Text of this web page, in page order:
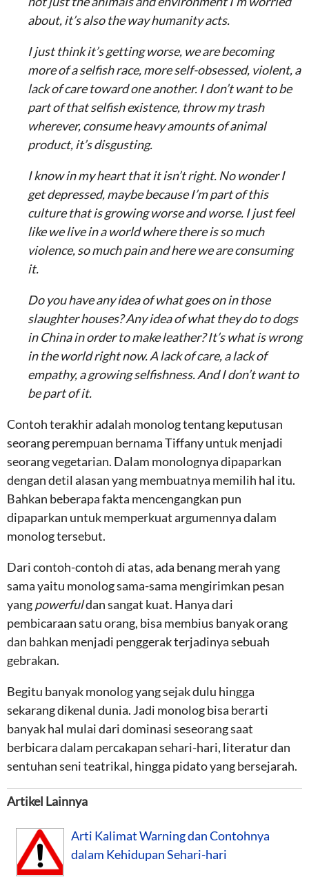
about, it’s also the way humanity acts.
I just think it’s getting worse, we are becoming
more of a selfish race, more self-obsessed, violent, a
lack of care toward one another. I don’t want to be
part of that selfish existence, throw my trash
wherever, consume heavy amounts of animal
product, it’s disgusting.
I know in my heart that it isn’t right. No wonder I
get depressed, maybe because I’m part of this
culture that is growing worse and worse. I just feel
like we live in a world where there is so much
violence, so much pain and here we are consuming
it.
Do you have any idea of what goes on in those
slaughter houses? Any idea of what they do to dogs
in China in order to make leather? It’s what is wrong
in the world right now. A lack of care, a lack of
empathy, a growing selfishness. And I don’t want to
be part of it.
Contoh terakhir adalah monolog tentang keputusan
seorang perempuan bernama Tiffany untuk menjadi
seorang vegetarian. Dalam monolognya dipaparkan
dengan detil alasan yang membuatnya memilih hal itu.
Bahkan beberapa fakta mencengangkan pun
dipaparkan untuk memperkuat argumennya dalam
monolog tersebut.
Dari contoh-contoh di atas, ada benang merah yang
sama yaitu monolog sama-sama mengirimkan pesan
yangpowerfuldan sangat kuat. Hanya dari
pembicaraan satu orang, bisa membius banyak orang
dan bahkan menjadi penggerak terjadinya sebuah
gebrakan.
Begitu banyak monolog yang sejak dulu hingga
sekarang dikenal dunia. Jadi monolog bisa berarti
banyak hal mulai dari dominasi seseorang saat
berbicara dalam percakapan sehari-hari, literatur dan
sentuhan seni teatrikal, hingga pidato yang bersejarah.
Artikel Lainnya
Arti Kalimat Warning dan Contohnya
dalam Kehidupan Sehari-hari